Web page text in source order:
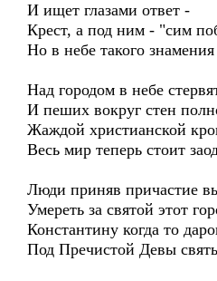
И ищет глазами ответ -
Крест, а под ним - "сим
Но в небе такого знамения
Над городом в небе
И пеших вокруг стен
Жаждой христианской
Весь мир теперь стоит
Люди приняв причастие
Умереть за святой этот
Константину когда то
Под Пречистой Девы